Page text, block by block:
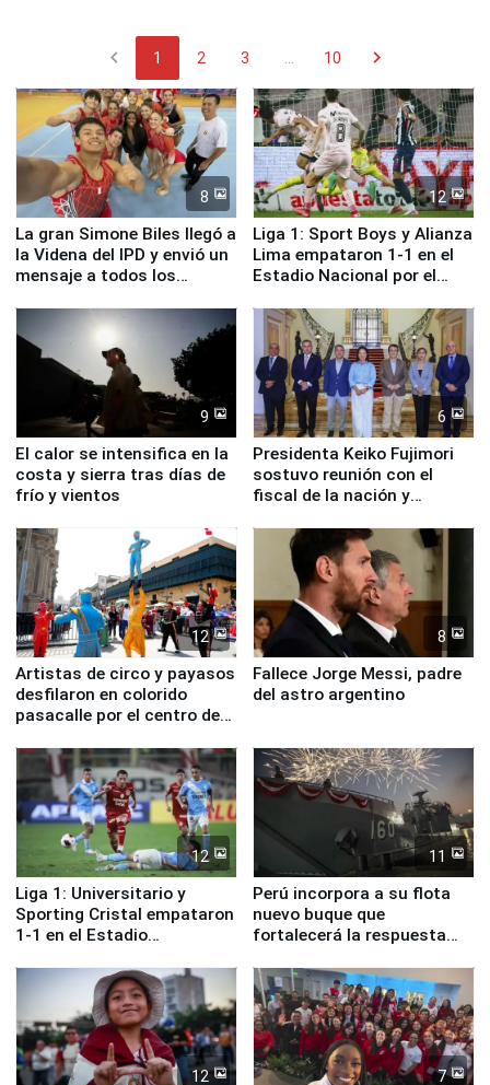
chevron_left 1 2 3 10 chevron_right
8
La gran Simone Biles llegó a
la Videna del IPD y envió un
mensaje a todos los
12
Liga 1: Sport Boys y Alianza
Lima empataron 1-1 en el
Estadio Nacional por el
9
El calor se intensifica en la
costa y sierra tras días de
frío y vientos
6
Presidenta Keiko Fujimori
sostuvo reunión con el
fiscal de la nación y
12
Artistas de circo y payasos
desfilaron en colorido
pasacalle por el centro de
8
Fallece Jorge Messi, padre
del astro argentino
12
Liga 1: Universitario y
Sporting Cristal empataron
1-1 en el Estadio
11
Perú incorpora a su flota
nuevo buque que
fortalecerá la respuesta
12 7